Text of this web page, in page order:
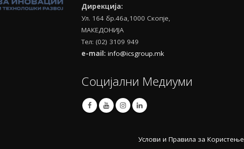
Дирекција:
Ул. 164 бр.46а,1000 Скопје,
МАКЕДОНИЈА
Тел: (02) 3109 949
e-mail: info@icsgroup.mk
Социјални Медиуми
Услови и Правила за Користење